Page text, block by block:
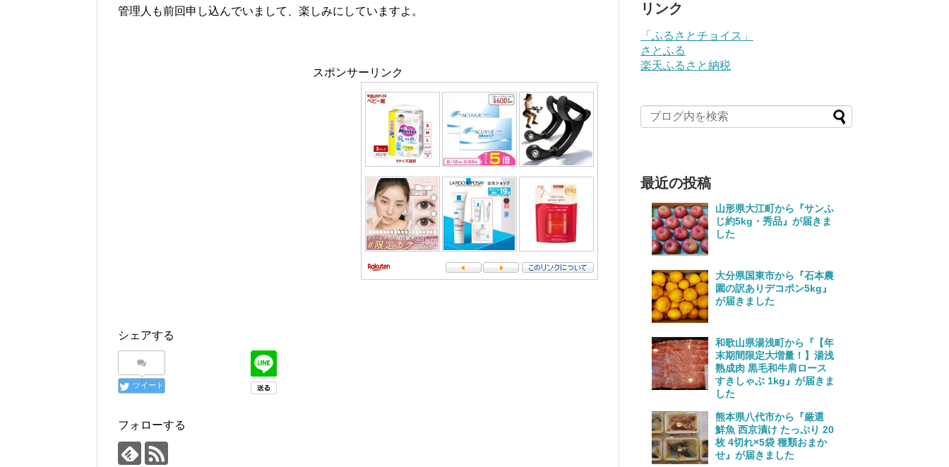
管理人も前回申し込んでいまして、楽しみにしていますよ。
スポンサーリンク
シェアする
ツイート
フォローする
リンク
「ふるさとチョイス」
さとふる
楽天ふるさと納税
最近の投稿
山形県大江町から『サンふ
じ約5kg・秀品』が届きま
した
大分県国東市から『石本農
園の訳ありデコポン5kg』
が届きました
和歌山県湯浅町から『【年
末期間限定大増量！】湯浅
熟成肉 黒毛和牛肩ロース
すきしゃぶ 1kg』が届きま
した
熊本県八代市から『厳選
鮮魚 西京漬け たっぷり 20
枚 4切れ×5袋 種類おまか
せ』が届きました